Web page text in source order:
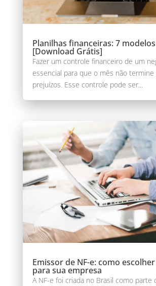
Planilhas financeiras: 7 modelos
[Download Grátis]
Fazer um controle financeiro de um
essencial para que o mês não termine
prejuízos. Esse controle pode ser...
Emissor de NF-e: como
para sua empresa
A NF-e foi criada no Brasil como parte